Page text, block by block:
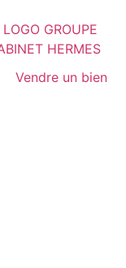
Vendre un bien